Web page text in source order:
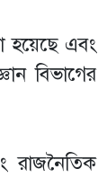
হয়েছে এবং
বিভাগের
রাজনৈতিক